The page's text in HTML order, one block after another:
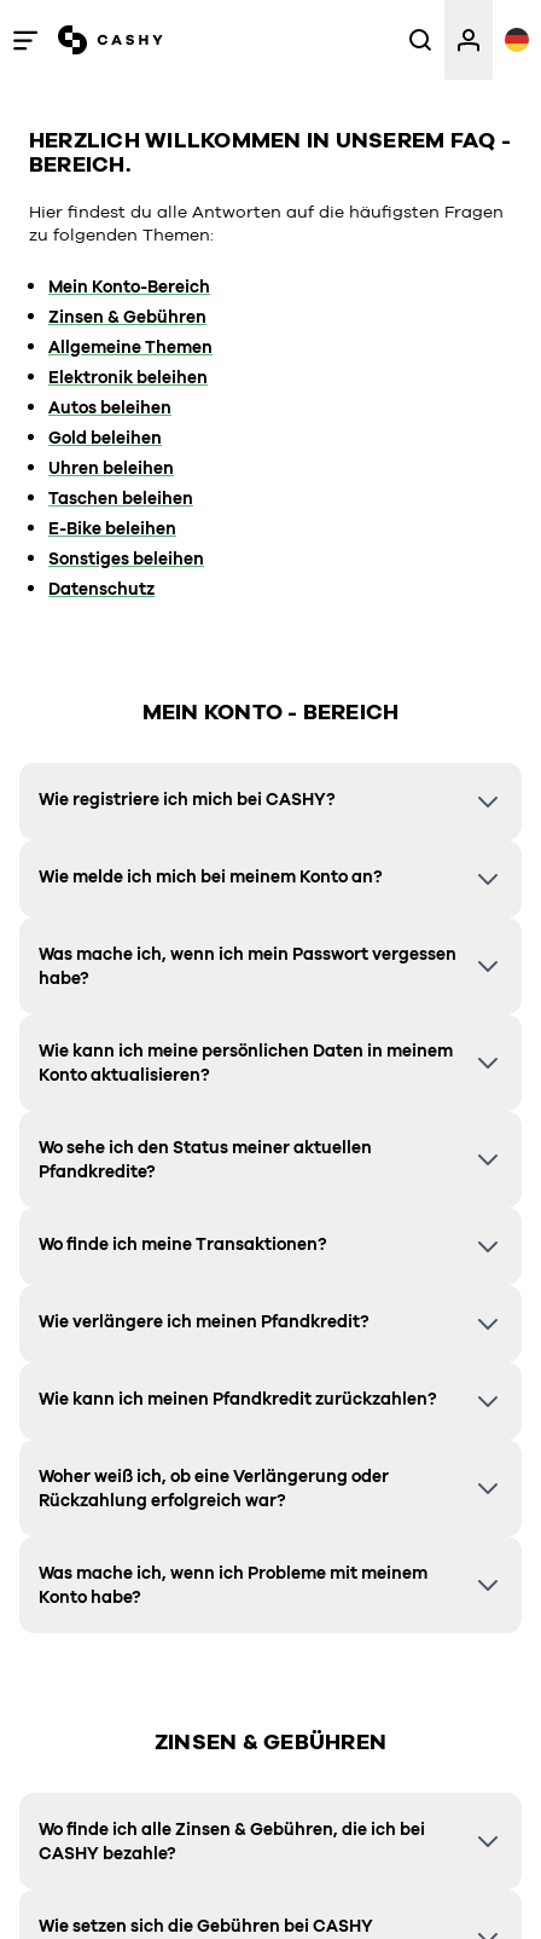
Menü
schließen
HERZLICH WILLKOMMEN IN UNSEREM FAQ -
BEREICH.
Hier findest du alle Antworten auf die häufigsten Fragen
zu folgenden Themen:
Mein Konto-Bereich
Zinsen & Gebühren
Allgemeine Themen
Elektronik beleihen
Autos beleihen
Gold beleihen
Uhren beleihen
Taschen beleihen
E-Bike beleihen
Sonstiges beleihen
Datenschutz
MEIN KONTO - BEREICH
Wie registriere ich mich bei CASHY?
Wie melde ich mich bei meinem Konto an?
Was mache ich, wenn ich mein Passwort vergessen
habe?
Wie kann ich meine persönlichen Daten in meinem
Konto aktualisieren?
Wo sehe ich den Status meiner aktuellen
Pfandkredite?
Wo finde ich meine Transaktionen?
Wie verlängere ich meinen Pfandkredit?
Wie kann ich meinen Pfandkredit zurückzahlen?
Woher weiß ich, ob eine Verlängerung oder
Rückzahlung erfolgreich war?
Was mache ich, wenn ich Probleme mit meinem
Konto habe?
ZINSEN & GEBÜHREN
Wo finde ich alle Zinsen & Gebühren, die ich bei
CASHY bezahle?
Wie setzen sich die Gebühren bei CASHY